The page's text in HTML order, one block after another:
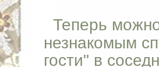
Теперь
незнакомым
гости" в